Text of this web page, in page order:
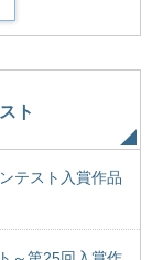
ト
テスト入賞作品